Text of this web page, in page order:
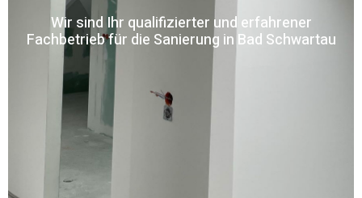
Wir sind Ihr qualifizierter und erfahrener
Fachbetrieb für die Sanierung in Bad Schwartau